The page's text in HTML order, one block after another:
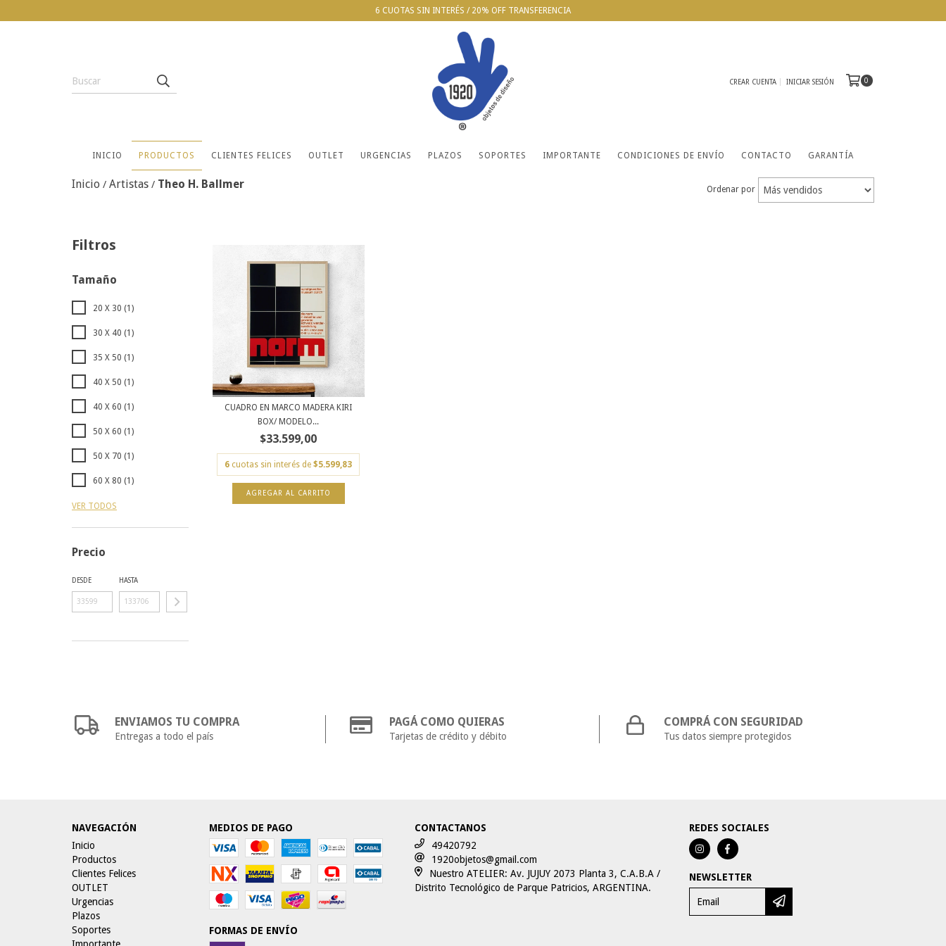
6 CUOTAS SIN INTERÉS / 20% OFF TRANSFERENCIA
CREAR CUENTA INICIAR SESIÓN 0
INICIO PRODUCTOS CLIENTES FELICES OUTLET URGENCIAS PLAZOS SOPORTES IMPORTANTE CONDICIONES DE ENVÍO CONTACTO GARANTÍA
Inicio / Artistas / Theo H. Ballmer Ordenar por
Filtros
Tamaño
20 X 30 (1)
30 X 40 (1)
35 X 50 (1)
40 X 50 (1)
40 X 60 (1)
50 X 60 (1)
50 X 70 (1)
60 X 80 (1)
VER TODOS
Precio
DESDE HASTA
CUADRO EN MARCO MADERA KIRI
BOX/ MODELO...
$33.599,00
6 cuotas sin interés de$5.599,83
AGREGAR AL CARRITO
ENVIAMOS TU COMPRA
Entregas a todo el país
PAGÁ COMO QUIERAS
Tarjetas de crédito y débito
COMPRÁ CON SEGURIDAD
Tus datos siempre protegidos
NAVEGACIÓN
Inicio
Productos
Clientes Felices
OUTLET
Urgencias
Plazos
Soportes
MEDIOS DE PAGO
FORMAS DE ENVÍO
CONTACTANOS
49420792
1920objetos@gmail.com
Nuestro ATELIER: Av. JUJUY 2073 Planta 3, C.A.B.A /
Distrito Tecnológico de Parque Patricios, ARGENTINA.
REDES SOCIALES
NEWSLETTER